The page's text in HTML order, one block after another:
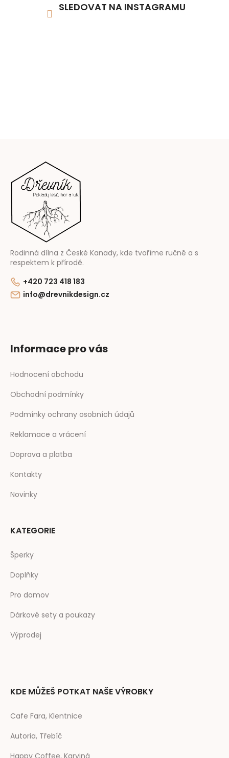
SLEDOVAT NA INSTAGRAMU
Rodinná dílna z České Kanady, kde tvoříme ručně a s
respektem k přírodě.
+420 723 418 183
info@drevnikdesign.cz
Informace pro vás
Hodnocení obchodu
Obchodní podmínky
Podmínky ochrany osobních údajů
Reklamace a vrácení
Doprava a platba
Kontakty
Novinky
KATEGORIE
Šperky
Doplňky
Pro domov
Dárkové sety a poukazy
Výprodej
KDE MŮŽEŠ POTKAT NAŠE VÝROBKY
Cafe Fara, Klentnice
Autoria, Třebíč
Happy Coffee, Karviná